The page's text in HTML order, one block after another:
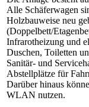
Alle Schäferwagen
Holzbauweise neu
(Doppelbett/
Infrarotheizung und
Duschen, Toiletten
Sanitär- und
Abstellplätze für
Darüber hinaus
WLAN nutzen.